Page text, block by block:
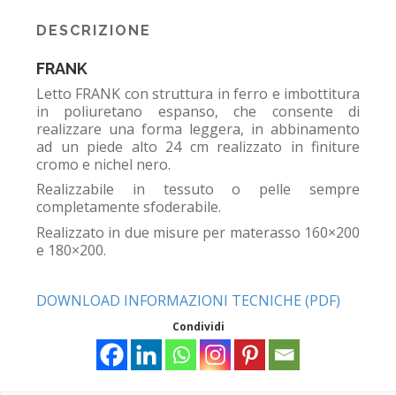
DESCRIZIONE
FRANK
Letto FRANK con struttura in ferro e imbottitura
in poliuretano espanso, che consente di
realizzare una forma leggera, in abbinamento
ad un piede alto 24 cm realizzato in finiture
cromo e nichel nero.
Realizzabile in tessuto o pelle sempre
completamente sfoderabile.
Realizzato in due misure per materasso 160×200
e 180×200.
DOWNLOAD INFORMAZIONI TECNICHE (PDF)
Condividi